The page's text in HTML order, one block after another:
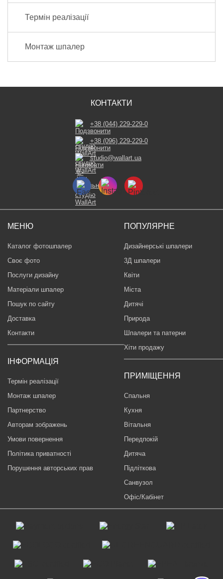
Термін реалізації
Монтаж шпалер
МЕНЮ
Каталог фотошпалер
Своє фото
Послуги дизайну
Матеріали шпалер
Пошук по сайту
Доставка
Контакти
ІНФОРМАЦІЯ
Термін реалізації
Монтаж шпалер
Партнерство
Авторам зображень
Умови повернення
Політика приватності
Порушення авторських прав
ПОПУЛЯРНЕ
Дизайнерські шпалери
3Д шпалери
Квіти
Міста
Дитячі
Природа
Шпалери та патерни
Хіти продажу
ПРИМІЩЕННЯ
Спальня
Кухня
Вітальня
Передпокій
Дитяча
Підліткова
Санвузол
Офіс/Кабінет
КОНТАКТИ
+38 (044) 229-229-0
+38 (096) 229-229-0
studio@wallart.ua